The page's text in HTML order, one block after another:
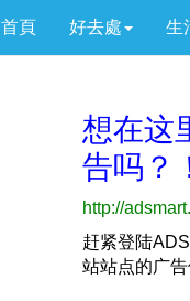
首頁 好去處 生